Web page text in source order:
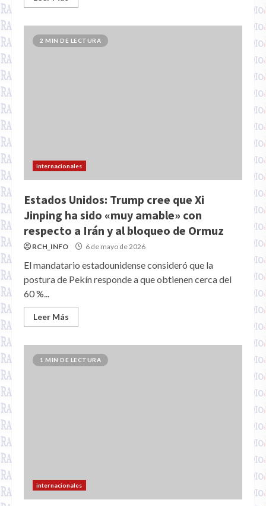
2 MIN DE LECTURA
internacionales
Estados Unidos: Trump cree que Xi
Jinping ha sido «muy amable» con
respecto a Irán y al bloqueo de Ormuz
RCH_INFO 6 de mayo de 2026
El mandatario estadounidense consideró que la
postura de Pekín responde a que obtienen cerca del
60 %...
Leer Más
1 MIN DE LECTURA
internacionales